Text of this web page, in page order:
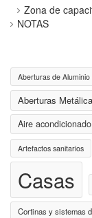
Zona de
NOTAS
Aberturas de Aluminio
Aberturas
Aire
Artefactos sanitarios
Casas
Cortinas y sistemas